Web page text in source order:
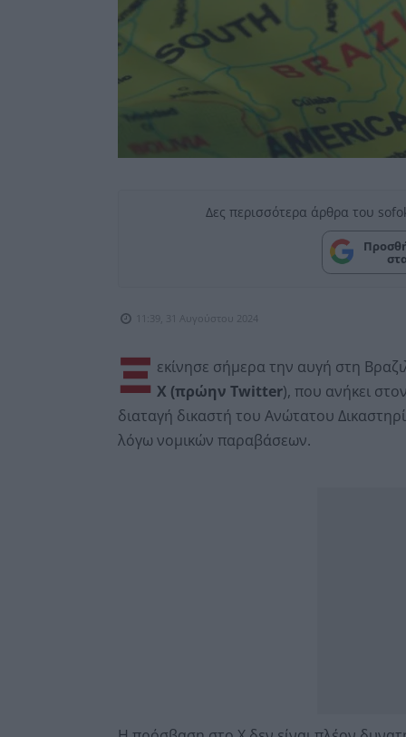
Δες περισσότερα άρθρα του
11:39, 31 Αυγούστου 2024
Ξ εκίνησε σήμερα την αυγή στη
Χ (πρώην Twitter), που ανήκει
διαταγή δικαστή του Ανώτατου
λόγω νομικών παραβάσεων.